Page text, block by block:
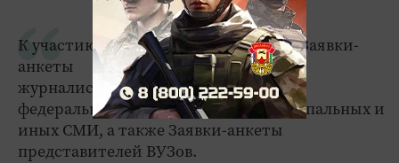
К участию в Конкурсе принимаются Заявки-
анкеты
журналистов зарегистрированных
федеральных, региональных, муниципальных и
иных СМИ, а также Заявки-анкеты
представителей ВУЗов.